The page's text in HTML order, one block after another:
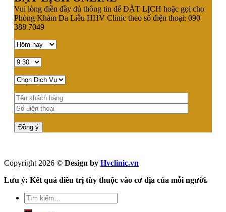
Vui lòng điền đầy dủ thông tin để ĐẶT LỊCH hoặc gọi cho
Phòng Khám Da Liễu HHV Clinic theo số điện thoại: 090
388 7049
Copyright 2026 © Design by Hvclinic.vn
Lưu ý: Kết quả điều trị tùy thuộc vào cơ địa của mỗi người.